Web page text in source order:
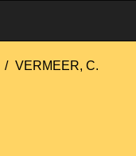
VERMEER, C.